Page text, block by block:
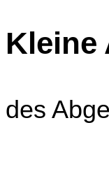
Kleine
des